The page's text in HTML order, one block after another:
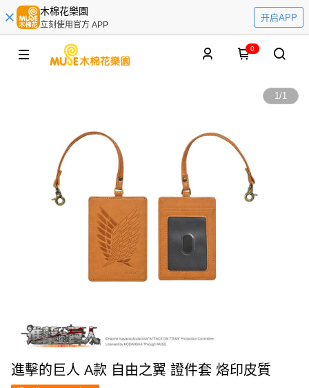
木棉花樂園
立刻使用官方 APP
开启APP
0
1/1
進擊的巨人 A款 自由之翼 證件套 烙印皮質